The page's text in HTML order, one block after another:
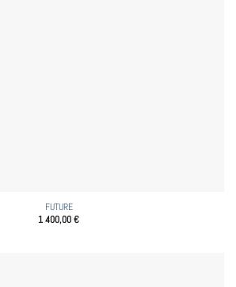
FUTURE
1 400,00€